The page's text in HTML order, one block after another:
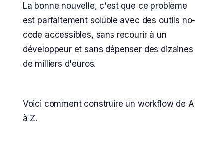
La bonne nouvelle, c'est que ce problème
est parfaitement soluble avec des outils no-
code accessibles, sans recourir à un
développeur et sans dépenser des dizaines
de milliers d'euros.
Voici comment construire un workflow de A
à Z.